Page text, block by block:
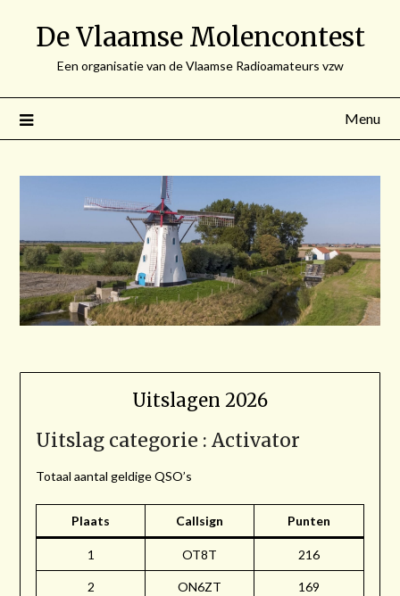
De Vlaamse Molencontest
Een organisatie van de Vlaamse Radioamateurs vzw
Menu
Uitslagen 2026
Uitslag categorie : Activator
Totaal aantal geldige QSO’s
Plaats Callsign Punten
1 OT8T 216
2 ON6ZT 169